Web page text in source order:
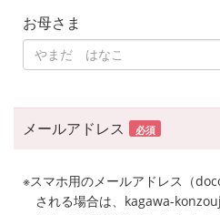
お母さま
メールアドレス 必須
※スマホ用のメールアドレス（
される場合は、kagawa-